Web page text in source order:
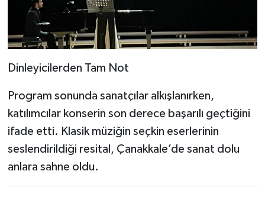
Dinleyicilerden Tam Not
Program sonunda sanatçılar alkışlanırken,
katılımcılar konserin son derece başarılı geçtiğini
ifade etti. Klasik müziğin seçkin eserlerinin
seslendirildiği resital, Çanakkale’de sanat dolu
anlara sahne oldu.